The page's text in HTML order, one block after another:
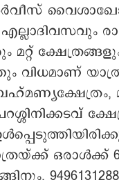
മറ്റ്
വിധമാണ്
ഒരാൾക്ക്
9496131288,